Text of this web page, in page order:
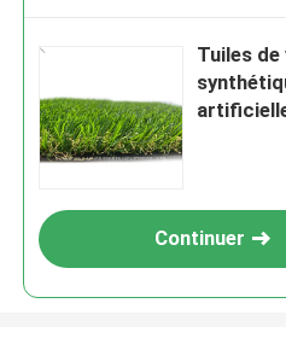
Tuiles
Continuer